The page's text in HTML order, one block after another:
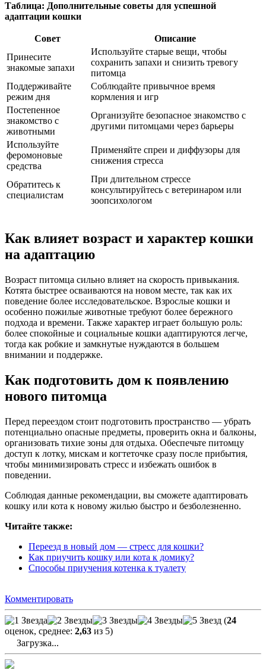
Таблица: Дополнительные советы для успешной
адаптации кошки
Совет
Описание
Принесите
знакомые запахи
Используйте старые вещи, чтобы
сохранить запахи и снизить тревогу
питомца
Поддерживайте
режим дня
Соблюдайте привычное время
кормления и игр
Постепенное
знакомство с
животными
Организуйте безопасное знакомство с
другими питомцами через барьеры
Используйте
феромоновые
средства
Применяйте спреи и диффузоры для
снижения стресса
Обратитесь к
специалистам
При длительном стрессе
консультируйтесь с ветеринаром или
зоопсихологом
Как влияет возраст и характер кошки
на адаптацию
Возраст питомца сильно влияет на скорость привыкания.
Котята быстрее осваиваются на новом месте, так как их
поведение более исследовательское. Взрослые кошки и
особенно пожилые животные требуют более бережного
подхода и времени. Также характер играет большую роль:
более спокойные и социальные кошки адаптируются легче,
тогда как робкие и замкнутые нуждаются в большем
внимании и поддержке.
Как подготовить дом к появлению
нового питомца
Перед переездом стоит подготовить пространство — убрать
потенциально опасные предметы, проверить окна и балконы,
организовать тихие зоны для отдыха. Обеспечьте питомцу
доступ к лотку, мискам и когтеточке сразу после прибытия,
чтобы минимизировать стресс и избежать ошибок в
поведении.
Соблюдая данные рекомендации, вы сможете адаптировать
кошку или кота к новому жилью быстро и безболезненно.
Читайте также:
Переезд в новый дом — стресс для кошки?
Как приучить кошку или кота к домику?
Способы приучения котенка к туалету
Комментировать
(24
оценок, среднее: 2,63 из 5)
Загрузка...